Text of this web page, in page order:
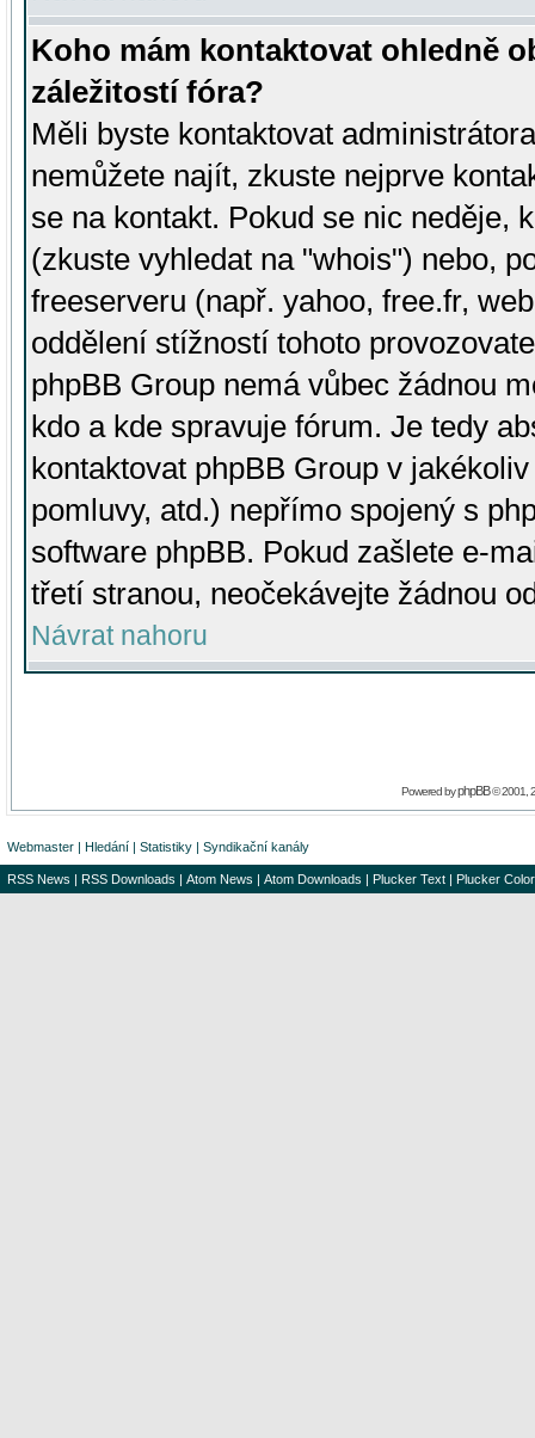
Koho mám kontaktovat ohledně
záležitostí fóra?
Měli byste kontaktovat
nemůžete najít, zkuste nejprve
se na kontakt. Pokud se nic neděje,
(zkuste vyhledat na "whois") nebo,
freeserveru (např. yahoo, free.fr,
oddělení stížností tohoto
phpBB Group nemá vůbec žádnou
kdo a kde spravuje fórum. Je tedy
kontaktovat phpBB Group v
pomluvy, atd.) nepřímo spojený s
software phpBB. Pokud zašlete e-
třetí stranou, neočekávejte žádnou
Návrat nahoru
Powered byphpBB© 2001,
Webmaster | Hledání | Statistiky | Syndikační kanály
RSS News | RSS Downloads | Atom News | Atom Downloads | Plucker Text | Plucker Color